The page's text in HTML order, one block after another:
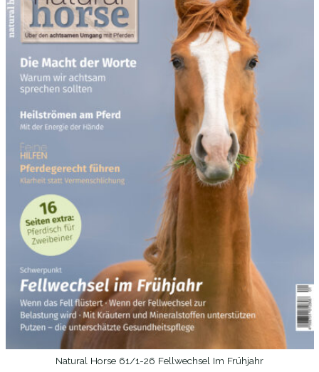
IN DEN WARENKORB
Natural Horse 61/1-26 Fellwechsel Im Frühjahr